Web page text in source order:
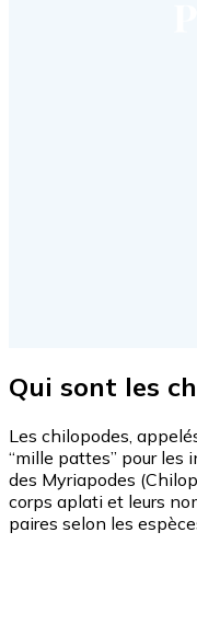
Qui sont les
Les chilopodes,
“mille pattes” pour les
des Myriapodes
corps aplati et leurs
paires selon les